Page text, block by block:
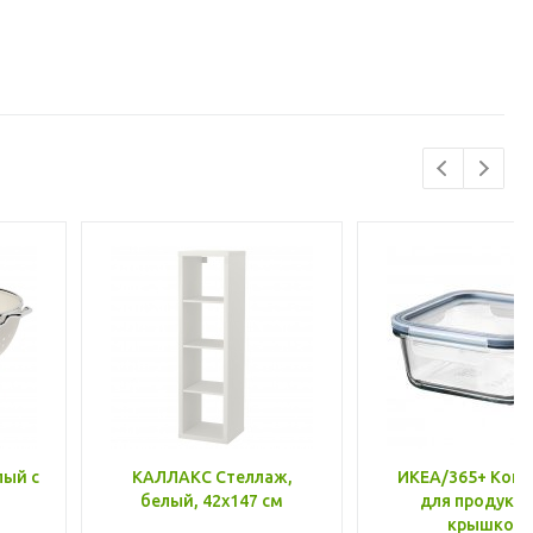
с
КАЛЛАКС Стеллаж,
белый, 42x147 см
ИКЕА/365+
для
крышкой,